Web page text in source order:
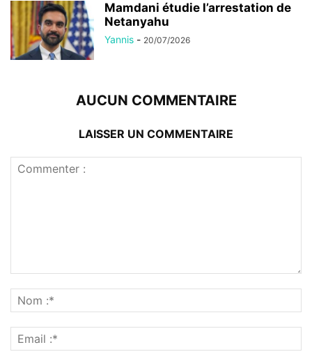
Mamdani étudie l’arrestation de
Netanyahu
Yannis - 20/07/2026
AUCUN COMMENTAIRE
LAISSER UN COMMENTAIRE